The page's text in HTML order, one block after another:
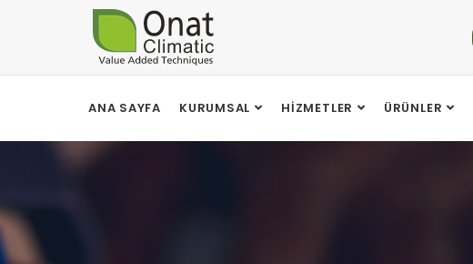
ANA SAYFA KURUMSAL HIZMETLER ÜRÜNLER